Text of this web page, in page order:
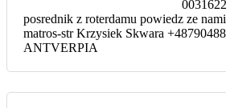
posrednik z roterdamu powiedz ze
matros-str Krzysiek Skwara
ANTVERPIA